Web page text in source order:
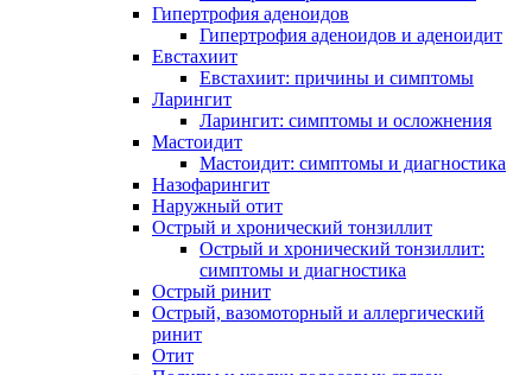
Гипертрофия аденоидов
Гипертрофия аденоидов и аденоидит
Евстахиит
Евстахиит: причины и симптомы
Ларингит
Ларингит: симптомы и осложнения
Мастоидит
Мастоидит: симптомы и диагностика
Назофарингит
Наружный отит
Острый и хронический тонзиллит
Острый и хронический тонзиллит:
симптомы и диагностика
Острый ринит
Острый, вазомоторный и аллергический
ринит
Отит